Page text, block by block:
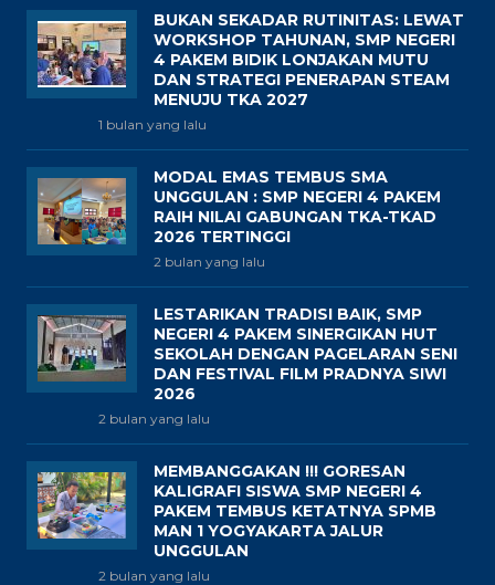
BUKAN SEKADAR RUTINITAS: LEWAT
WORKSHOP TAHUNAN, SMP NEGERI
4 PAKEM BIDIK LONJAKAN MUTU
DAN STRATEGI PENERAPAN STEAM
MENUJU TKA 2027
1 bulan yang lalu
MODAL EMAS TEMBUS SMA
UNGGULAN : SMP NEGERI 4 PAKEM
RAIH NILAI GABUNGAN TKA-TKAD
2026 TERTINGGI
2 bulan yang lalu
LESTARIKAN TRADISI BAIK, SMP
NEGERI 4 PAKEM SINERGIKAN HUT
SEKOLAH DENGAN PAGELARAN SENI
DAN FESTIVAL FILM PRADNYA SIWI
2026
2 bulan yang lalu
MEMBANGGAKAN !!! GORESAN
KALIGRAFI SISWA SMP NEGERI 4
PAKEM TEMBUS KETATNYA SPMB
MAN 1 YOGYAKARTA JALUR
UNGGULAN
2 bulan yang lalu